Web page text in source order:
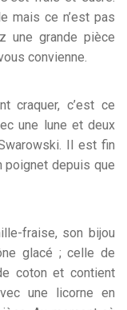
mais ce n’est pas
une grande pièce
convienne.
craquer, c’est ce
une lune et deux
Il est fin
poignet depuis que
fraise, son bijou
glacé ; celle de
coton et contient
une licorne en